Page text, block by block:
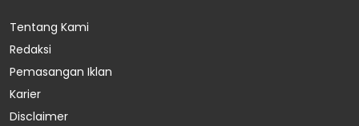
Tentang Kami
Redaksi
Pemasangan Iklan
Karier
Disclaimer